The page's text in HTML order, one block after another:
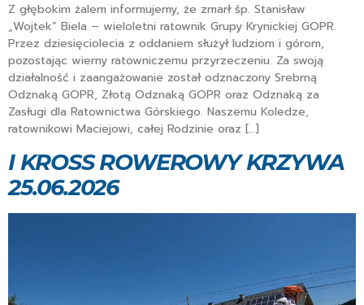
Z głębokim żalem informujemy, że zmarł śp. Stanisław
„Wojtek” Biela – wieloletni ratownik Grupy Krynickiej GOPR.
Przez dziesięciolecia z oddaniem służył ludziom i górom,
pozostając wierny ratowniczemu przyrzeczeniu. Za swoją
działalność i zaangażowanie został odznaczony Srebrną
Odznaką GOPR, Złotą Odznaką GOPR oraz Odznaką za
Zasługi dla Ratownictwa Górskiego. Naszemu Koledze,
ratownikowi Maciejowi, całej Rodzinie oraz […]
I KROSS ROWEROWY KRZYWA
25.06.2026